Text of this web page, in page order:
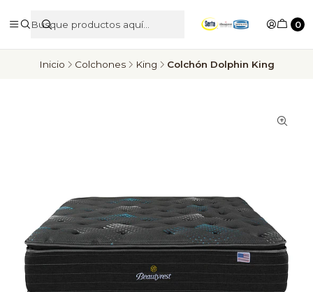
0
Inicio Colchones King Colchón Dolphin King